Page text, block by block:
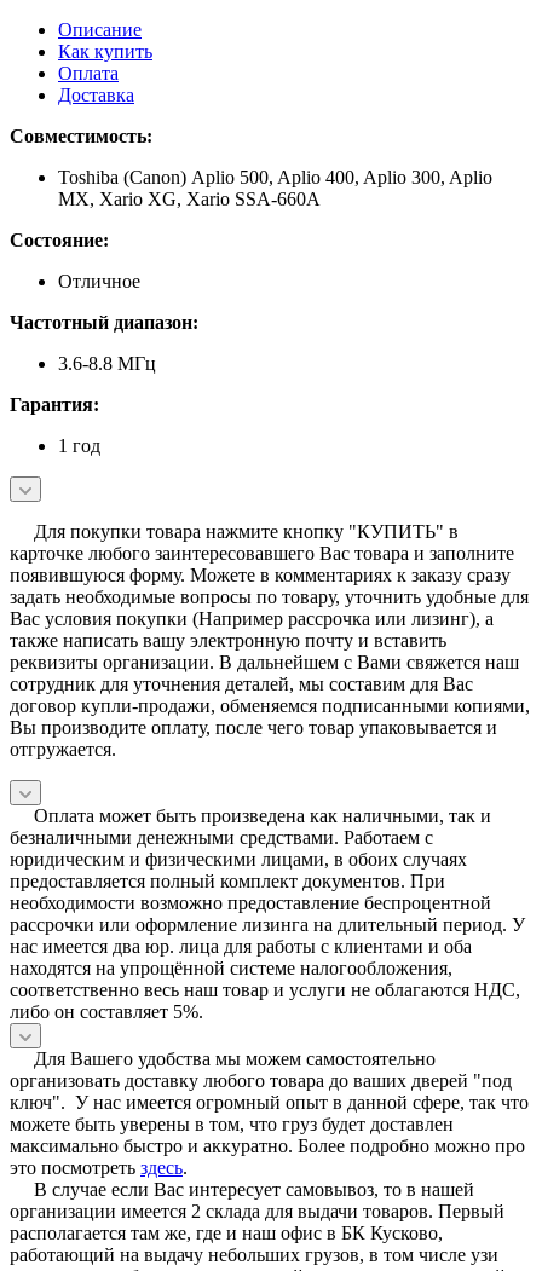
Описание
Как купить
Оплата
Доставка
Совместимость:
Toshiba (Canon) Aplio 500, Aplio 400, Aplio 300, Aplio
MX, Xario XG, Xario SSA-660A
Состояние:
Отличное
Частотный диапазон:
3.6-8.8 МГц
Гарантия:
1 год
Для покупки товара нажмите кнопку "КУПИТЬ" в
карточке любого заинтересовавшего Вас товара и заполните
появившуюся форму. Можете в комментариях к заказу сразу
задать необходимые вопросы по товару, уточнить удобные для
Вас условия покупки (Например рассрочка или лизинг), а
также написать вашу электронную почту и вставить
реквизиты организации. В дальнейшем с Вами свяжется наш
сотрудник для уточнения деталей, мы составим для Вас
договор купли-продажи, обменяемся подписанными копиями,
Вы производите оплату, после чего товар упаковывается и
отгружается.
Оплата может быть произведена как наличными, так и
безналичными денежными средствами. Работаем с
юридическим и физическими лицами, в обоих случаях
предоставляется полный комплект документов. При
необходимости возможно предоставление беспроцентной
рассрочки или оформление лизинга на длительный период. У
нас имеется два юр. лица для работы с клиентами и оба
находятся на упрощённой системе налогообложения,
соответственно весь наш товар и услуги не облагаются НДС,
либо он составляет 5%.
Для Вашего удобства мы можем самостоятельно
организовать доставку любого товара до ваших дверей "под
ключ". У нас имеется огромный опыт в данной сфере, так что
можете быть уверены в том, что груз будет доставлен
максимально быстро и аккуратно. Более подробно можно про
это посмотреть здесь.
В случае если Вас интересует самовывоз, то в нашей
организации имеется 2 склада для выдачи товаров. Первый
располагается там же, где и наш офис в БК Кусково,
работающий на выдачу небольших грузов, в том числе узи